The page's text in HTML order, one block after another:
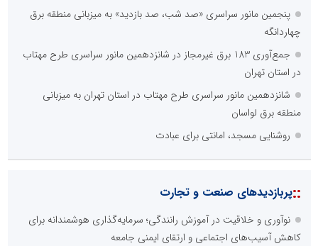
پنجمین مانور سراسری «صد شب، صد بازدید» به میزبانی منطقه برق
چهاردانگه
جمع‌آوری 183 برق غیرمجاز در شانزدهمین مانور سراسری طرح مهتاب
در استان تهران
شانزدهمین مانور سراسری طرح مهتاب در استان تهران به میزبانی
منطقه برق لواسان
روشنایی مسجد، امانتی برای عبادت
::پربازدیدهای صنعت و تجارت
نوآوری و خلاقیت در آموزش رانندگی؛ سرمایه‌گذاری هوشمندانه برای
کاهش آسیب‌های اجتماعی و ارتقای ایمنی جامعه